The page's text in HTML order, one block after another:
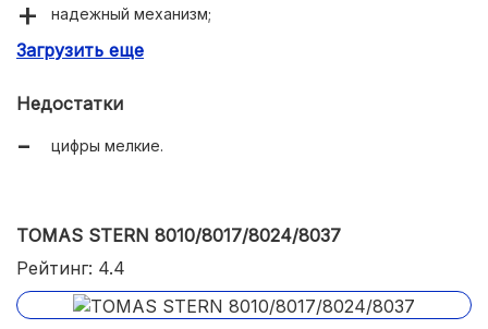
надежный механизм;
точность хода;
Загрузить еще
Недостатки
цифры мелкие.
TOMAS STERN 8010/8017/8024/8037
Рейтинг: 4.4